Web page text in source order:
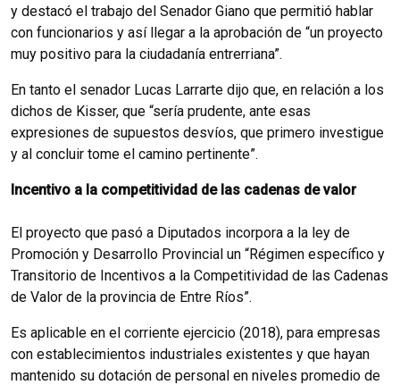
y destacó el trabajo del Senador Giano que permitió hablar
con funcionarios y así llegar a la aprobación de “un proyecto
muy positivo para la ciudadanía entrerriana”.
En tanto el senador Lucas Larrarte dijo que, en relación a los
dichos de Kisser, que “sería prudente, ante esas
expresiones de supuestos desvíos, que primero investigue
y al concluir tome el camino pertinente”.
Incentivo a la competitividad de las cadenas de valor
El proyecto que pasó a Diputados incorpora a la ley de
Promoción y Desarrollo Provincial un “Régimen específico y
Transitorio de Incentivos a la Competitividad de las Cadenas
de Valor de la provincia de Entre Ríos”.
Es aplicable en el corriente ejercicio (2018), para empresas
con establecimientos industriales existentes y que hayan
mantenido su dotación de personal en niveles promedio de